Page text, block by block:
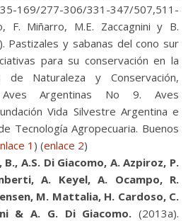
169/277-306/331-347/507,511-
F. Miñarro, M.E. Zaccagnini y B.
Pastizales y sabanas del cono sur
para su conservación en la
de Naturaleza y Conservación,
Argentinas No 9. Aves
Vida Silvestre Argentina e
Tecnología Agropecuaria. Buenos
1 ) (enlace 2)
B., A.S. Di Giacomo, A. Azpiroz, P.
A. Keyel, A. Ocampo, R.
M. Mattalia, H. Cardoso, C.
& A. G. Di Giacomo. (2013a).